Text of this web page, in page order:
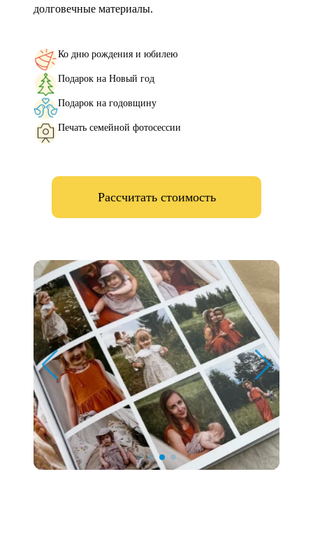
долговечные материалы.
Ко дню рождения и юбилею
Подарок на Новый год
Подарок на годовщину
Печать семейной фотосессии
Рассчитать стоимость